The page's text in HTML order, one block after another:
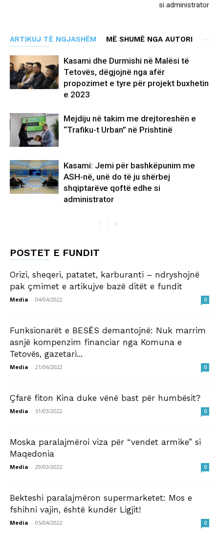
si administrator
ARTIKUJ TË NGJASHËM MË SHUMË NGA AUTORI
Kasami dhe Durmishi në Malësi të
Tetovës, dëgjojnë nga afër
propozimet e tyre për projekt buxhetin
e 2023
Mejdiju në takim me drejtoreshën e
“Trafiku-t Urban” në Prishtinë
Kasami: Jemi për bashkëpunim me
ASH-në, unë do të ju shërbej
shqiptarëve qoftë edhe si
administrator
POSTET E FUNDIT
Orizi, sheqeri, patatet, karburanti – ndryshojnë
pak çmimet e artikujve bazë ditët e fundit
Media - 04/04/2022 0
Funksionarët e BESËS demantojnë: Nuk marrim
asnjë kompenzim financiar nga Komuna e
Tetovës, gazetari...
Media - 21/06/2022 0
Çfarë fiton Kina duke vënë bast për humbësit?
Media - 31/03/2022 0
Moska paralajmëroi viza për “vendet armike” si
Maqedonia
Media - 29/03/2022 0
Bekteshi paralajmëron supermarketet: Mos e
fshihni vajin, është kundër Ligjit!
Media - 05/04/2022 0